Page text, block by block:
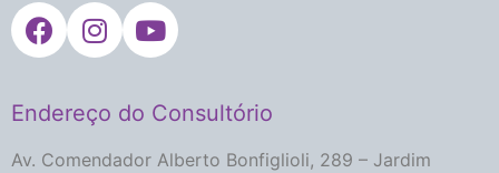
Endereço do Consultório
Av. Comendador Alberto Bonfiglioli, 289 – Jardim